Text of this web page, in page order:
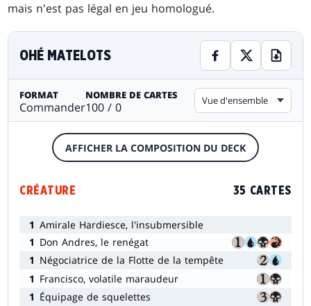
mais n'est pas légal en jeu homologué.
OHÉ MATELOTS
FORMAT
Commander
NOMBRE DE CARTES
100 / 0 Vue d'ensemble
AFFICHER LA COMPOSITION DU DECK
CRÉATURE 35 CARTES
1 Amirale Hardiesce, l'insubmersible
1 Don Andres, le renégat
1 Négociatrice de la Flotte de la tempête
1 Francisco, volatile maraudeur
1 Équipage de squelettes